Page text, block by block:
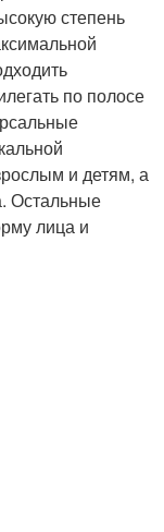
степень
по полосе
и детям, а
Остальные
лица и